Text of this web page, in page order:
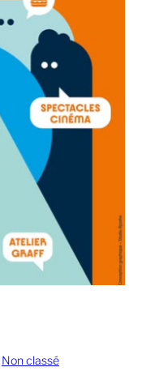
Non classé